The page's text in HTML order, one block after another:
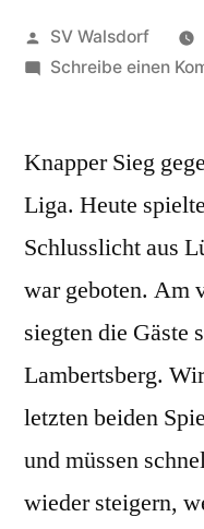
Veröffentlicht
von
SV Walsdorf
Schreibe einen
Knapper Sieg
Liga. Heute
Schlusslicht aus
war geboten. Am
siegten die Gäste
Lambertsberg.
letzten beiden
und müssen
wieder steigern,